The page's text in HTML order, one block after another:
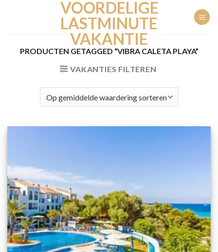
VOORDELIGE
LASTMINUTE
VAKANTIE
PRODUCTEN GETAGGED “VIBRA CALETA PLAYA”
VAKANTIES FILTEREN